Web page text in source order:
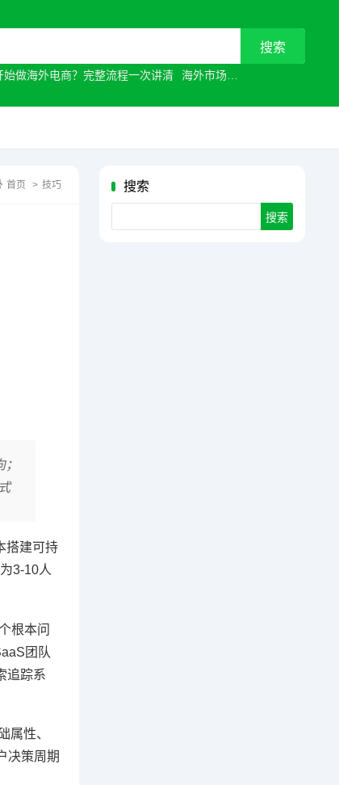
始做海外电商？完整流程一次讲清 海外市场
搜索
首页 > 技巧
搭建可持
3-10人
根本问
团队
追踪系
属性、
决策周期